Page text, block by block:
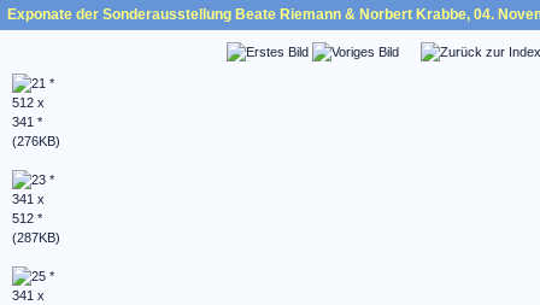
Exponate der Sonderausstellung Beate Riemann & Norbert Krabbe, 04.